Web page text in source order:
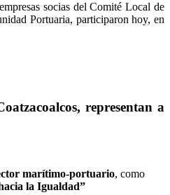
socias del Comité Local de
Portuaria, participaron hoy, en
representan a
marítimo-portuario, como
la Igualdad”